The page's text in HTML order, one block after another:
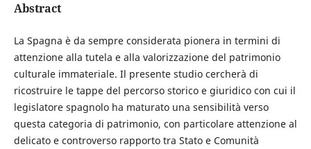
Abstract
La Spagna è da sempre considerata pionera in termini di
attenzione alla tutela e alla valorizzazione del patrimonio
culturale immateriale. Il presente studio cercherà di
ricostruire le tappe del percorso storico e giuridico con cui il
legislatore spagnolo ha maturato una sensibilità verso
questa categoria di patrimonio, con particolare attenzione al
delicato e controverso rapporto tra Stato e Comunità